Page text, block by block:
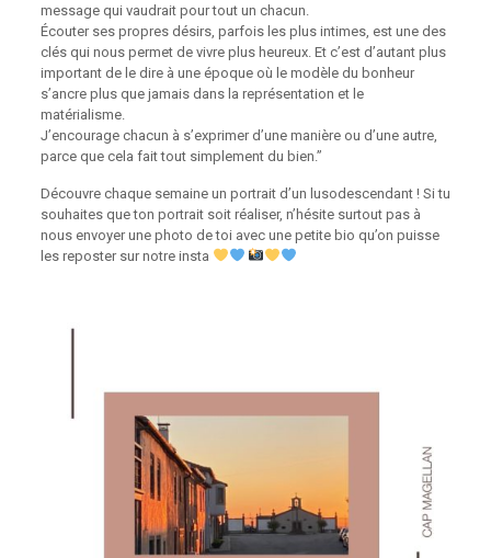
message qui vaudrait pour tout un chacun.⁠
Écouter ses propres désirs, parfois les plus intimes, est une des
clés qui nous permet de vivre plus heureux. Et c’est d’autant plus
important de le dire à une époque où le modèle du bonheur
s’ancre plus que jamais dans la représentation et le
matérialisme.⁠
J’encourage chacun à s’exprimer d’une manière ou d’une autre,
parce que cela fait tout simplement du bien.”⁠
Découvre chaque semaine un portrait d’un lusodescendant ! Si tu
souhaites que ton portrait soit réaliser, n’hésite surtout pas à
nous envoyer une photo de toi avec une petite bio qu’on puisse
les reposter sur notre insta